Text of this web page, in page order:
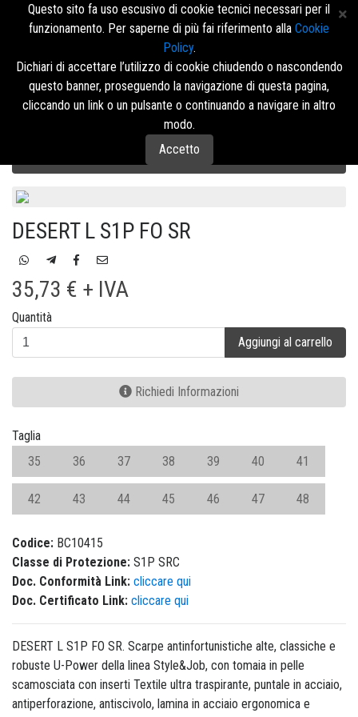
Menù
Calzature di Sicurezza U-Power STYLE & JOB
DESERT L S1P FO SR
35,73 € + IVA
Quantità
Aggiungi al carrello
Richiedi Informazioni
Taglia
35
36 37 38 39 40 41
42 43 44 45 46 47 48
Codice: BC10415
Classe di Protezione: S1P SRC
Doc. Conformità Link: cliccare qui
Doc. Certificato Link: cliccare qui
DESERT L S1P FO SR. Scarpe antinfortunistiche alte, classiche e
robuste U-Power della linea Style&Job, con tomaia in pelle
scamosciata con inserti Textile ultra traspirante, puntale in acciaio,
antiperforazione, antiscivolo, lamina in acciaio ergonomica e
Questo sito fa uso escusivo di cookie tecnici necessari per il
funzionamento. Per saperne di più fai riferimento alla Cookie
Policy.
Dichiari di accettare l’utilizzo di cookie chiudendo o nascondendo
questo banner, proseguendo la navigazione di questa pagina,
cliccando un link o un pulsante o continuando a navigare in altro
modo.
Accetto